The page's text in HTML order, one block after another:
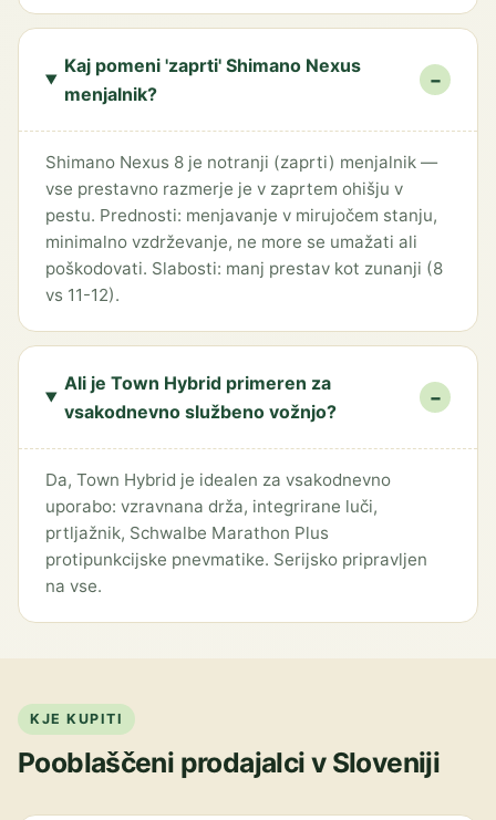
Kaj pomeni 'zaprti' Shimano Nexus
menjalnik?
−
Shimano Nexus 8 je notranji (zaprti) menjalnik —
vse prestavno razmerje je v zaprtem ohišju v
pestu. Prednosti: menjavanje v mirujočem stanju,
minimalno vzdrževanje, ne more se umažati ali
poškodovati. Slabosti: manj prestav kot zunanji (8
vs 11-12).
Ali je Town Hybrid primeren za
vsakodnevno službeno vožnjo?
−
Da, Town Hybrid je idealen za vsakodnevno
uporabo: vzravnana drža, integrirane luči,
prtljažnik, Schwalbe Marathon Plus
protipunkcijske pnevmatike. Serijsko pripravljen
na vse.
KJE KUPITI
Pooblaščeni prodajalci v Sloveniji